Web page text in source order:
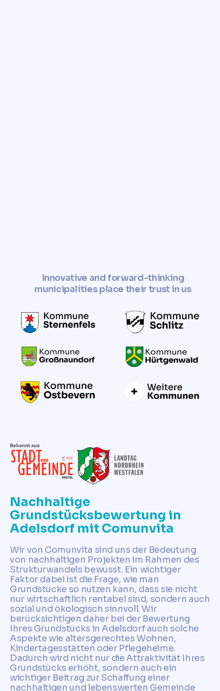
Innovative and forward-thinking
municipalities place their trust in us
Nachhaltige
Grundstücksbewertung in
Adelsdorf mit Comunvita
Wir von Comunvita sind uns der Bedeutung
von nachhaltigen Projekten im Rahmen des
Strukturwandels bewusst. Ein wichtiger
Faktor dabei ist die Frage, wie man
Grundstücke so nutzen kann, dass sie nicht
nur wirtschaftlich rentabel sind, sondern auch
sozial und ökologisch sinnvoll. Wir
berücksichtigen daher bei der Bewertung
Ihres Grundstücks in Adelsdorf auch solche
Aspekte wie altersgerechtes Wohnen,
Kindertagesstätten oder Pflegeheime.
Dadurch wird nicht nur die Attraktivität Ihres
Grundstücks erhöht, sondern auch ein
wichtiger Beitrag zur Schaffung einer
nachhaltigen und lebenswerten Gemeinde